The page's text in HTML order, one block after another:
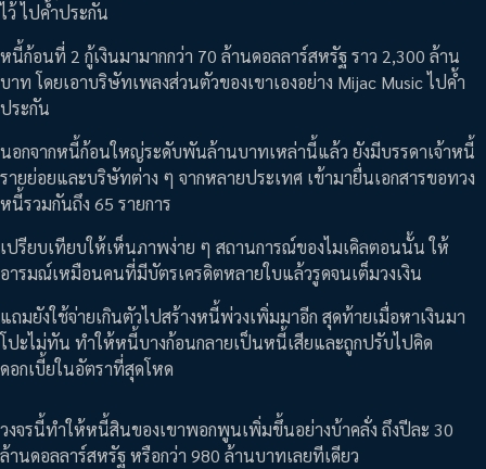
ไว้ ไปค้ำประกัน
หนี้ก้อนที่ 2 กู้เงินมามากกว่า 70 ล้านดอลลาร์สหรัฐ ราว 2,300 ล้าน
บาท โดยเอาบริษัทเพลงส่วนตัวของเขาเองอย่าง Mijac Music ไปค้ำ
ประกัน
นอกจากหนี้ก้อนใหญ่ระดับพันล้านบาทเหล่านี้แล้ว ยังมีบรรดาเจ้าหนี้
รายย่อยและบริษัทต่าง ๆ จากหลายประเทศ เข้ามายื่นเอกสารขอทวง
หนี้รวมกันถึง 65 รายการ
เปรียบเทียบให้เห็นภาพง่าย ๆ สถานการณ์ของไมเคิลตอนนั้น ให้
อารมณ์เหมือนคนที่มีบัตรเครดิตหลายใบแล้วรูดจนเต็มวงเงิน
แถมยังใช้จ่ายเกินตัวไปสร้างหนี้พ่วงเพิ่มมาอีก สุดท้ายเมื่อหาเงินมา
โปะไม่ทัน ทำให้หนี้บางก้อนกลายเป็นหนี้เสียและถูกปรับไปคิด
ดอกเบี้ยในอัตราที่สุดโหด
วงจรนี้ทำให้หนี้สินของเขาพอกพูนเพิ่มขึ้นอย่างบ้าคลั่ง ถึงปีละ 30
ล้านดอลลาร์สหรัฐ หรือกว่า 980 ล้านบาทเลยทีเดียว